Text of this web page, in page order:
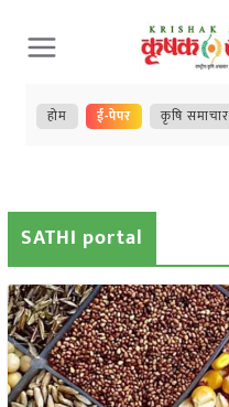
Skip
to
content
होम ई-पेपर कृषि समाचार
SATHI portal